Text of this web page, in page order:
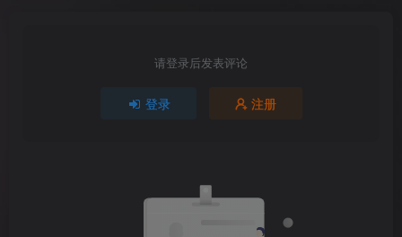
请登录后发表评论
登录 注册